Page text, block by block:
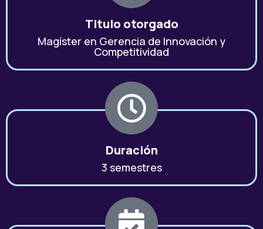
Titulo otorgado
Magíster en Gerencia de Innovación y
Competitividad
Duración
3 semestres